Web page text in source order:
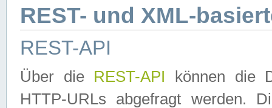
REST- und XML-
REST-API
Über die REST-API können die
HTTP-URLs abgefragt werden.